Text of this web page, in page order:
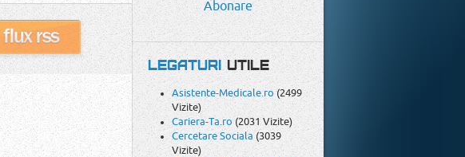
Abonare
LEGATURI UTILE
Asistente-Medicale.ro (2499
Vizite)
Cariera-Ta.ro (2031 Vizite)
Cercetare Sociala (3039
Vizite)